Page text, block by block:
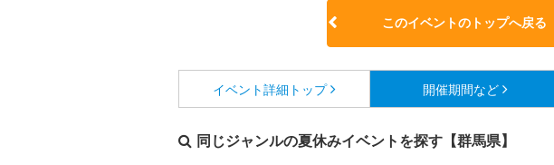
このイベントのトップへ戻る
イベント詳細 トップ 開催期間など
同じジャンルの夏休みイベントを探す【群馬県】